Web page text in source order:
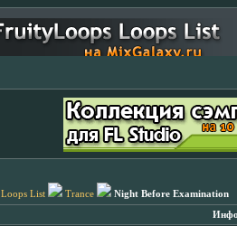
Loops List Trance Night Before Examination